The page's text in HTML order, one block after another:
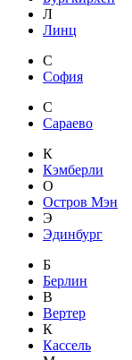
Л
Линц
С
София
С
Сараево
К
Кэмберли
О
Остров Мэн
Э
Эдинбург
Б
Берлин
В
Вертер
К
Кассель